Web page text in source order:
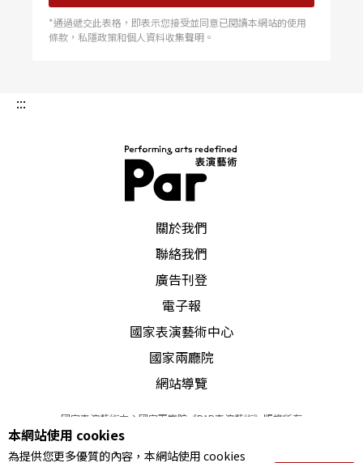
*通過遞交此表格，即表示您接受並同意已閱讀本網站的使用
條款，私隱政策和個人資料收集聲明。
:::
關於我們
聯絡我們
廣告刊登
電子報
國家表演藝術中心
國家兩廳院
網站導覽
國家表演藝術中心國家兩廳院《PAR表演藝術》版權所有
© 2022Performing arts redefined. All Rights Reserved
統一編號 Tax Id number 00973926
本網站使用 cookies
為提供您更多優質的內容，本網站使用 cookies